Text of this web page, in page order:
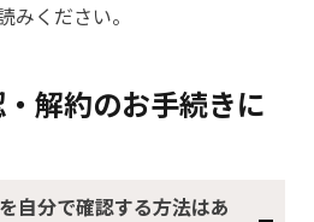
みください。
解約のお手続きに
自分で確認する方法はあ